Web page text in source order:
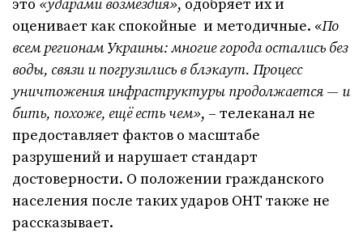
это «ударами возмездия», одобряет их и
оценивает как спокойные и методичные. «По
всем регионам Украины: многие города остались без
воды, связи и погрузились в блэкаут. Процесс
уничтожения инфраструктуры продолжается — и
бить, похоже, ещё есть чем», – телеканал не
предоставляет фактов о масштабе
разрушений и нарушает стандарт
достоверности. О положении гражданского
населения после таких ударов ОНТ также не
рассказывает.